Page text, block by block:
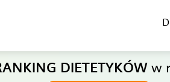
DIETETYKÓWw